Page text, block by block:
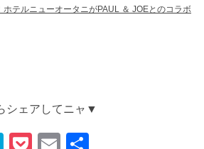
テルニューオータニがPAUL ＆ JOEとのコラボ
シェアしてニャ▼